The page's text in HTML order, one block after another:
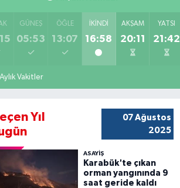
GÜNEŞ
05:53
ÖĞLE
13:07
İKINDI
16:58
AKŞAM
20:11
YATSI
21:42
Aylık Vakitler
Yıl
07 Ağustos
2025
ASAYİŞ
Karabük'te çıkan
orman yangınında 9
saat geride kaldı